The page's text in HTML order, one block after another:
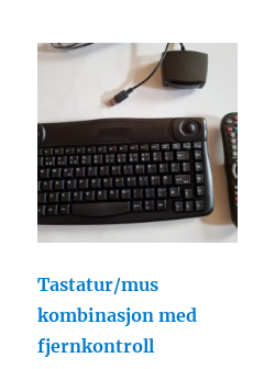
Tastatur/mus
kombinasjon med
fjernkontroll